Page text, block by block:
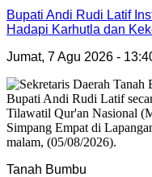
Bupati Andi Rudi Latif
Hadapi Karhutla dan
Jumat, 7 Agu 2026 -
Tanah Bumbu